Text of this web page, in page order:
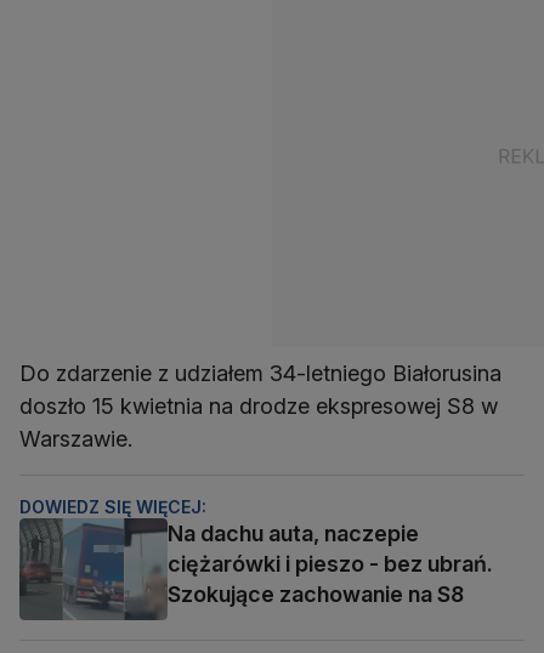
Do zdarzenie z udziałem 34-letniego Białorusina
doszło 15 kwietnia na drodze ekspresowej S8 w
Warszawie.
DOWIEDZ SIĘ WIĘCEJ:
Na dachu auta, naczepie
ciężarówki i pieszo - bez ubrań.
Szokujące zachowanie na S8